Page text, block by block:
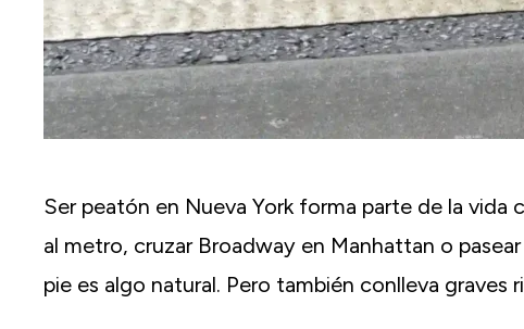
Ser peatón en Nueva York forma parte de la vida
al metro, cruzar Broadway en Manhattan o
pie es algo natural. Pero también conlleva graves